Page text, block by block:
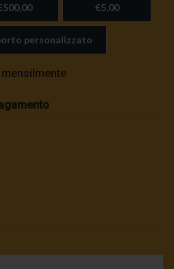
€5,00
personalizzato